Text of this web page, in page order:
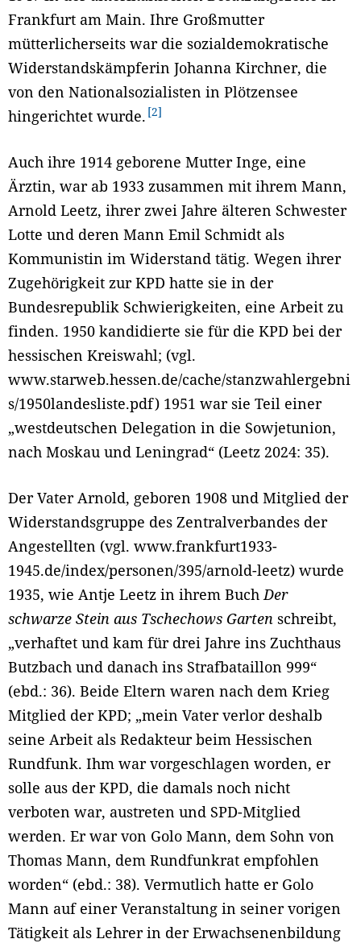
Frankfurt am Main. Ihre Großmutter
mütterlicherseits war die sozialdemokratische
Widerstandskämpferin Johanna Kirchner, die
von den Nationalsozialisten in Plötzensee
hingerichtet wurde. 2
Auch ihre 1914 geborene Mutter Inge, eine
Ärztin, war ab 1933 zusammen mit ihrem Mann,
Arnold Leetz, ihrer zwei Jahre älteren Schwester
Lotte und deren Mann Emil Schmidt als
Kommunistin im Widerstand tätig. Wegen ihrer
Zugehörigkeit zur KPD hatte sie in der
Bundesrepublik Schwierigkeiten, eine Arbeit zu
finden. 1950 kandidierte sie für die KPD bei der
hessischen Kreiswahl; (vgl.
www.starweb.hessen.de/cache/stanzwahlergebni
s/1950landesliste.pdf) 1951 war sie Teil einer
„westdeutschen Delegation in die Sowjetunion,
nach Moskau und Leningrad“ (Leetz 2024: 35).
Der Vater Arnold, geboren 1908 und Mitglied der
Widerstandsgruppe des Zentralverbandes der
Angestellten (vgl. www.frankfurt1933-
1945.de/index/personen/395/arnold-leetz) wurde
1935, wie Antje Leetz in ihrem Buch Der
schwarze Stein aus Tschechows Garten schreibt,
„verhaftet und kam für drei Jahre ins Zuchthaus
Butzbach und danach ins Strafbataillon 999“
(ebd.: 36). Beide Eltern waren nach dem Krieg
Mitglied der KPD; „mein Vater verlor deshalb
seine Arbeit als Redakteur beim Hessischen
Rundfunk. Ihm war vorgeschlagen worden, er
solle aus der KPD, die damals noch nicht
verboten war, austreten und SPD-Mitglied
werden. Er war von Golo Mann, dem Sohn von
Thomas Mann, dem Rundfunkrat empfohlen
worden“ (ebd.: 38). Vermutlich hatte er Golo
Mann auf einer Veranstaltung in seiner vorigen
Tätigkeit als Lehrer in der Erwachsenenbildung